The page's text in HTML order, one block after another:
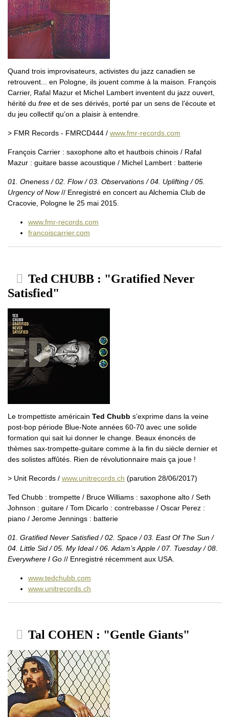
Quand trois improvisateurs, activistes du jazz canadien se
retrouvent... en Pologne, ils jouent comme à la maison. François
Carrier, Rafal Mazur et Michel Lambert inventent du jazz ouvert,
hérité du free et de ses dérivés, porté par un sens de l’écoute et
du jeu collectif qu’on a plaisir à entendre.
> FMR Records - FMRCD444 / www.fmr-records.com
François Carrier : saxophone alto et hautbois chinois / Rafal
Mazur : guitare basse acoustique / Michel Lambert : batterie
01. Oneness / 02. Flow / 03. Observations / 04. Uplifting / 05.
Urgency of Now// Enregistré en concert au Alchemia Club de
Cracovie, Pologne le 25 mai 2015.
www.fmr-records.com
francoiscarrier.com
Ted CHUBB : "Gratified Never
Satisfied"
Le trompettiste américain Ted Chubb s’exprime dans la veine
post-bop période Blue-Note années 60-70 avec une solide
formation qui sait lui donner le change. Beaux énoncés de
thèmes sax-trompette-guitare comme à la fin du siècle dernier et
des solistes affûtés. Rien de révolutionnaire mais ça joue !
> Unit Records / www.unitrecords.ch (parution 28/06/2017)
Ted Chubb : trompette / Bruce Williams : saxophone alto / Seth
Johnson : guitare / Tom Dicarlo : contrebasse / Oscar Perez :
piano / Jerome Jennings : batterie
01. Gratified Never Satisfied / 02. Space / 03. East Of The Sun /
04. Little Sid / 05. My Ideal / 06. Adam’s Apple / 07. Tuesday / 08.
Everywhere I Go // Enregistré récemment aux USA.
www.tedchubb.com
www.unitrecords.ch
Tal COHEN : "Gentle Giants"